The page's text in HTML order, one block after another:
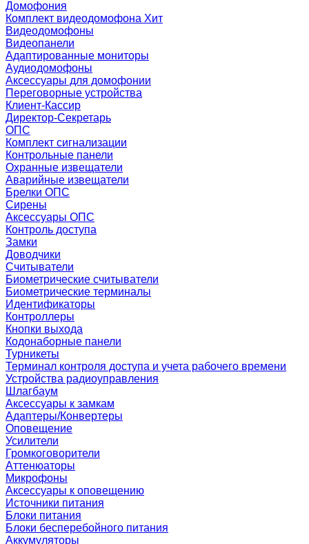
Домофония
Комплект видеодомофона Хит
Видеодомофоны
Видеопанели
Адаптированные мониторы
Аудиодомофоны
Аксессуары для домофонии
Переговорные устройства
Клиент-Кассир
Директор-Секретарь
ОПС
Комплект сигнализации
Контрольные панели
Охранные извещатели
Аварийные извещатели
Брелки ОПС
Сирены
Аксессуары ОПС
Контроль доступа
Замки
Доводчики
Считыватели
Биометрические считыватели
Биометрические терминалы
Идентификаторы
Контроллеры
Кнопки выхода
Кодонаборные панели
Турникеты
Терминал контроля доступа и учета рабочего времени
Устройства радиоуправления
Шлагбаум
Аксессуары к замкам
Адаптеры/Конвертеры
Оповещение
Усилители
Громкоговорители
Аттенюаторы
Микрофоны
Аксессуары к оповещению
Источники питания
Блоки питания
Блоки бесперебойного питания
Аккумуляторы